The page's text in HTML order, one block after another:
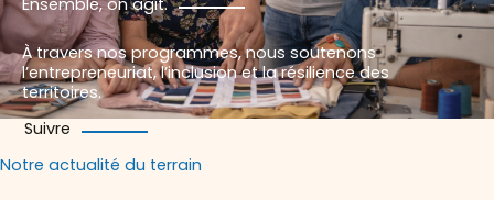
Ensemble, on agit.
À travers nos programmes, nous soutenons
l’entrepreneuriat, l’inclusion et la résilience des
territoires.
Suivre
Notre actualité du terrain